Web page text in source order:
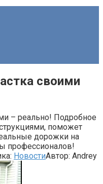
своими
– реально! Подробное
поможет
дорожки на
профессионалов!
НовостиАвтор: Andrey